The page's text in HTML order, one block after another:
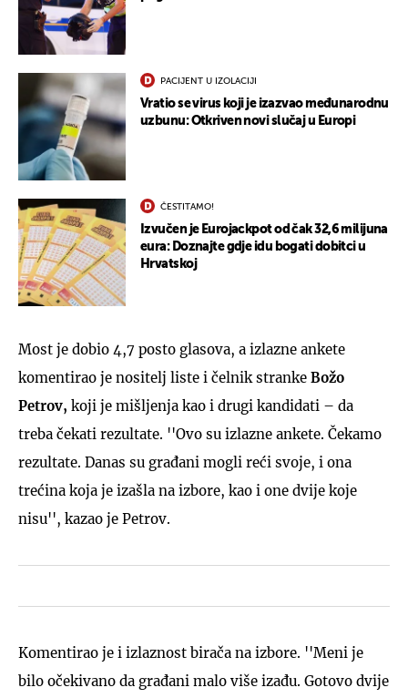
PACIJENT U IZOLACIJI
Vratio se virus koji je izazvao međunarodnu
uzbunu: Otkriven novi slučaj u Europi
ČESTITAMO!
Izvučen je Eurojackpot od čak 32,6 milijuna
eura: Doznajte gdje idu bogati dobitci u
Hrvatskoj
Most je dobio 4,7 posto glasova, a izlazne ankete
komentirao je nositelj liste i čelnik stranke Božo
Petrov, koji je mišljenja kao i drugi kandidati – da
treba čekati rezultate. ''Ovo su izlazne ankete. Čekamo
rezultate. Danas su građani mogli reći svoje, i ona
trećina koja je izašla na izbore, kao i one dvije koje
nisu'', kazao je Petrov.
Komentirao je i izlaznost birača na izbore. ''Meni je
bilo očekivano da građani malo više izađu. Gotovo dvije